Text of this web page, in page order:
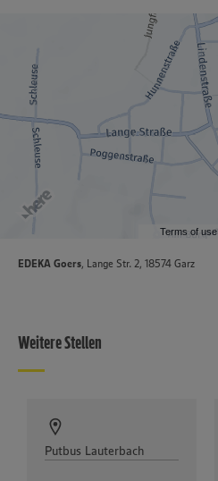
Terms of use
EDEKA Goers, Lange Str. 2, 18574 Garz
Weitere Stellen
Putbus Lauterbach